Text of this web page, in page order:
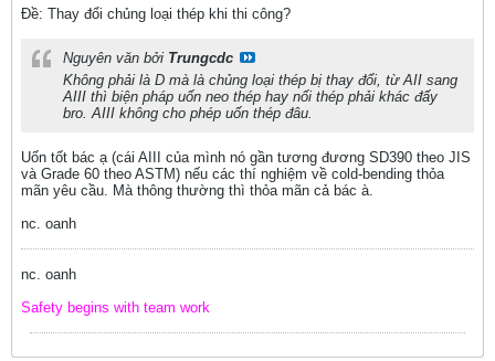
Ðề: Thay đổi chủng loại thép khi thi công?
Nguyên văn bởi Trungcdc
Không phải là D mà là chủng loại thép bị thay đổi, từ AII sang
AIII thì biện pháp uốn neo thép hay nối thép phải khác đấy
bro. AIII không cho phép uốn thép đâu.
Uốn tốt bác ạ (cái AIII của mình nó gần tương đương SD390 theo JIS
và Grade 60 theo ASTM) nếu các thí nghiệm về cold-bending thỏa
mãn yêu cầu. Mà thông thường thì thỏa mãn cả bác à.
nc. oanh
nc. oanh
Safety begins with team work